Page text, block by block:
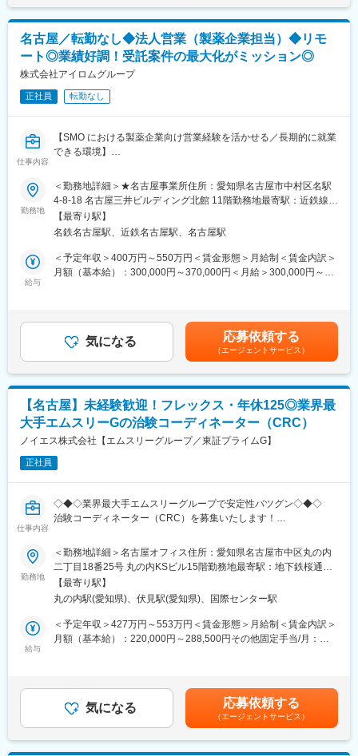
CRC社内認定制度を採用し、継続研修を充実させることで常に新
しい知識を身につけ、スキルアップできる環境を用意していま
す。
■キャリアステップ：
CRCとして幅広い経験を積むことや、スペシャリストとして特定
の疾患領域の専門的な経験を積んでいくことも可能です。
方もいらっしゃいます。
など未経験で転職してくる方も多いです。そのため教育体制が充
実しています。入社は原則偶数月と決まっており、同期入社者と
ともに2週間弱本社にて集合研修を行います。会社のことや業務を
遂行する上で必要な法令から実務まで座学中心でロープレを交え
ながら学んでいきます。その後、各拠点に配属され先輩社員から
業務を引継ぎながらOJT担当者とともに医療機関へ同行するな
ど、徐々に業務を身に着けていきます。確認テストやチェックシ
ートを用いながら習熟度を測り、入社後1年程度で一人で担当を持
てるようになります。なお、その後も定期的に中途入社者に対し
てフォローを行う体制が整っています。
・チームワーク：通常は1人で業務にあたることが多いですが、困
ったときや先輩や上司がサポートしてくれるため、安心して進め
られます。また、家族の急な体調不良や突発休の場合にも周囲が
代理対応をしてくれる風土があり、チームワークが強みです。
した。管理職における女性比率も63.6%と、ライフイベントの多
い女性も活躍しやすい環境です。正社員の場合、転勤可能性はあ
名古屋／転勤なし◆法人営業（製薬企業担当）◆リモ
ート◎業績好調！受託案件の最大化がミッション◎
株式会社アイロムグループ
正社員 転勤なし
仕事内容
【SMO における製薬企業向け営業経験を活かせる／長期的に就業
できる環境】
■募集背景：
製薬企業とのアライアンスを深化させ、治験案件受託を最大化す
るため、戦略的視点で営業をリードできるフィールドセールスエ
キスパートを募集します。治験施設支援機関（SMO）の営業に精
通し、提案設計・予算戦略・交渉・クロージングまでを一貫して
ドライブできるリーダー人材を求めています。
スト」と連携し、案件ごとの最適な受託条件を設計し、受注確度
とを収益性を最大化します。
・治験ごとの受託戦略立案・提案シナリオ設計
・調査表結果の分析・傾向把握・次アクションの策定
・提案・見積・プレゼンテーションおよび交渉
・暫定受託予算の設計、進捗モニタリング、改善アクション立案
・受託に向けた社内関係部署（営業支援、SMA、CRC 統括、PL
など）との連携
・案件進捗・収益性・リスクのモニタリングおよび報告
・クライアントの開発戦略・治験計画動向の把握と中長期提案
・インサイドセールススペシャリストと連携した営業プロセス高
度化・データ活用推進
■当社の魅力：
【安心の働きやすさ】
社員の方々が長期的にそして自身の希望を叶えながら働けるよう
な環境作りを大切にしています。フレックス勤務制度、時短制
がらの勤務が可能です。
【積極的なグローバル展開】
・25周年を迎えたアイロムグループでは先端医療事業・臨床開発
支援事業（CRO・SMO）・メディカルサポートなど多角的な事業
展開でグループシナジーを発揮。24年3月度決算で過去の業績を
勤務地
＜勤務地詳細＞★名古屋事業所住所：愛知県名古屋市中村区名駅
4-8-18 名古屋三井ビルディング北館 11階勤務地最寄駅：近鉄線／
近鉄名古屋駅駅受動喫煙対策：屋内全面禁煙
【最寄り駅】
名鉄名古屋駅、近鉄名古屋駅、名古屋駅
給与
＜予定年収＞400万円～550万円＜賃金形態＞月給制＜賃金内訳＞
月額（基本給）：300,000円～370,000円＜月給＞300,000円～
の金額であり、選考を通じて上下する可能性があります。月給(月
額)は固定手当を含めた表記です。
気になる 応募依頼する
（エージェントサービス）
【名古屋】未経験歓迎！フレックス・年休125◎業界最
大手エムスリーGの治験コーディネーター（CRC）
ノイエス株式会社【エムスリーグループ／東証プライムG】
正社員
仕事内容
◇◆◇業界最大手エムスリーグループで安定性バツグン◇◆◇
治験コーディネーター（CRC）を募集いたします！
業界トップクラスの研修制度をご用意してお迎えいたします。
企業でのご就業経験のない方が多数活躍されており、安心して働
いていただける環境です。
＊全社平均残業時間：月13時間
■業務詳細：
・患者（被験者）様への治験実施内容の説明補助・被験者様のス
携わるチームの調整など。
勤務地
＜勤務地詳細＞名古屋オフィス住所：愛知県名古屋市中区丸の内
二丁目18番25号 丸の内KSビル15階勤務地最寄駅：地下鉄桜通
線・鶴舞線／丸の内駅受動喫煙対策：屋内全面禁煙変更の範囲：
会社の定める事業所
【最寄り駅】
丸の内駅(愛知県)、伏見駅(愛知県)、国際センター駅
給与
＜予定年収＞427万円～553万円＜賃金形態＞月給制＜賃金内訳＞
月額（基本給）：220,000円～288,500円その他固定手当/月：
業手当＞有＜給与補足＞■昇給：年1回■賞与：年2回 ※基本給×4
ヶ月（夏冬2回の合計）■残業30時間を超過した場合は別途時間外
手当を支給いたします。※全社平均残業時間：月13時間賃金はあ
くまでも目安の金額であり、選考を通じて上下する可能性があり
ます。月給(月額)は固定手当を含めた表記です。
気になる 応募依頼する
（エージェントサービス）